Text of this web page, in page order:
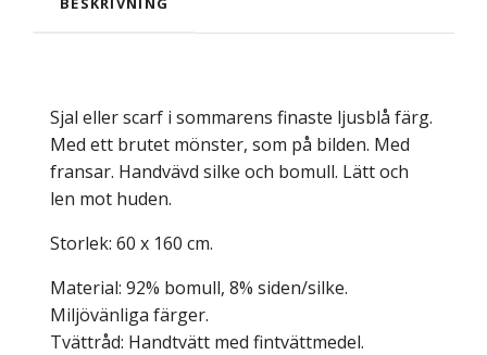
Sjal eller scarf i sommarens finaste ljusblå färg.
Med ett brutet mönster, som på bilden. Med
fransar. Handvävd silke och bomull. Lätt och
len mot huden.
Storlek: 60 x 160 cm.
Material: 92% bomull, 8% siden/silke.
Miljövänliga färger.
Tvättråd: Handtvätt med fintvättmedel.